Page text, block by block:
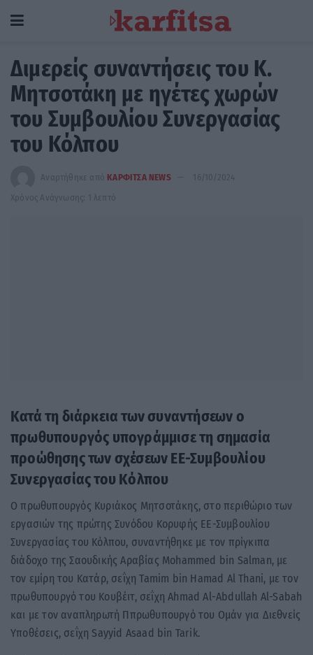
Διμερείς συναντήσεις του Κ.
Μητσοτάκη με ηγέτες χωρών
του Συμβουλίου Συνεργασίας
του Κόλπου
Αναρτήθηκε από ΚΑΡΦΙΤΣΑ NEWS
16/10/2024
Χρόνος Ανάγνωσης: 1 λεπτό
Κατά τη διάρκεια των συναντήσεων ο
πρωθυπουργός υπογράμμισε τη σημασία
προώθησης των σχέσεων ΕΕ-Συμβουλίου
Συνεργασίας του Κόλπου
Ο πρωθυπουργός Κυριάκος Μητσοτάκης, στο περιθώριο των
εργασιών της πρώτης Συνόδου Κορυφής ΕΕ-Συμβουλίου
Συνεργασίας του Κόλπου, συναντήθηκε με τον πρίγκιπα
διάδοχο της Σαουδικής Αραβίας Mohammed bin Salman, με
τον εμίρη του Κατάρ, σεΐχη Tamim bin Hamad Al Thani, με τον
πρωθυπουργό του Κουβέιτ, σεΐχη Ahmad Al-Abdullah Al-Sabah
και με τον αναπληρωτή Ππρωθυπουργό του Ομάν για Διεθνείς
Υποθέσεις, σεΐχη Sayyid Asaad bin Tarik.